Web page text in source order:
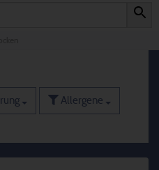
Allergene